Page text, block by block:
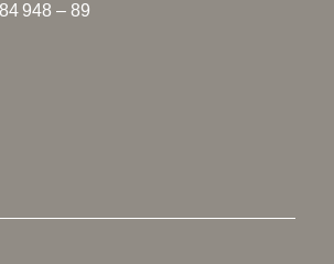
948 – 89